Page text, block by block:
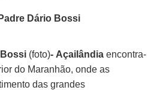
(foto)- Açailândia encontra-
do Maranhão, onde as
das grandes